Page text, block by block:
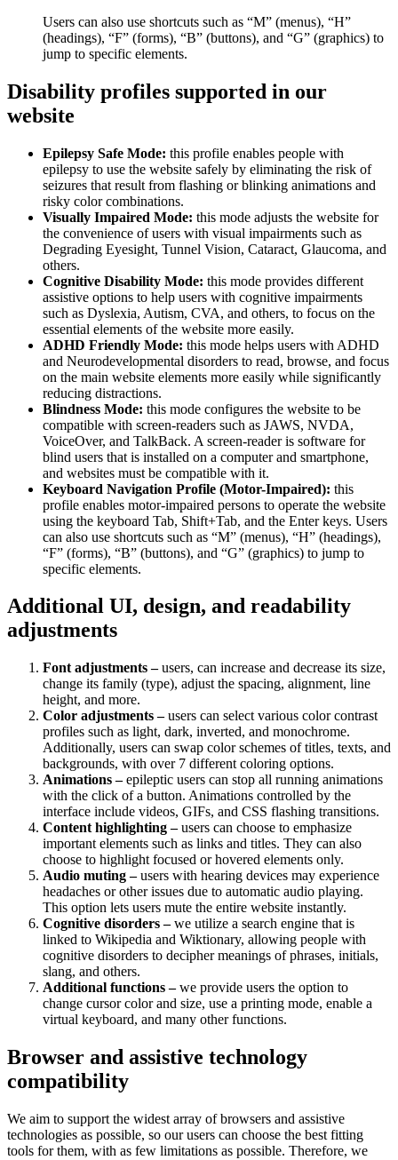
Users can also use shortcuts such as “M” (menus), “H”
(headings), “F” (forms), “B” (buttons), and “G” (graphics) to
jump to specific elements.
Disability profiles supported in our
website
Epilepsy Safe Mode: this profile enables people with
epilepsy to use the website safely by eliminating the risk of
seizures that result from flashing or blinking animations and
risky color combinations.
Visually Impaired Mode: this mode adjusts the website for
the convenience of users with visual impairments such as
Degrading Eyesight, Tunnel Vision, Cataract, Glaucoma, and
others.
Cognitive Disability Mode: this mode provides different
assistive options to help users with cognitive impairments
such as Dyslexia, Autism, CVA, and others, to focus on the
essential elements of the website more easily.
ADHD Friendly Mode: this mode helps users with ADHD
and Neurodevelopmental disorders to read, browse, and focus
on the main website elements more easily while significantly
reducing distractions.
Blindness Mode: this mode configures the website to be
compatible with screen-readers such as JAWS, NVDA,
VoiceOver, and TalkBack. A screen-reader is software for
blind users that is installed on a computer and smartphone,
and websites must be compatible with it.
Keyboard Navigation Profile (Motor-Impaired): this
profile enables motor-impaired persons to operate the website
using the keyboard Tab, Shift+Tab, and the Enter keys. Users
can also use shortcuts such as “M” (menus), “H” (headings),
“F” (forms), “B” (buttons), and “G” (graphics) to jump to
specific elements.
Additional UI, design, and readability
adjustments
Font adjustments –users, can increase and decrease its size,
change its family (type), adjust the spacing, alignment, line
height, and more.
Color adjustments –users can select various color contrast
profiles such as light, dark, inverted, and monochrome.
Additionally, users can swap color schemes of titles, texts, and
backgrounds, with over 7 different coloring options.
Animations –epileptic users can stop all running animations
with the click of a button. Animations controlled by the
interface include videos, GIFs, and CSS flashing transitions.
Content highlighting –users can choose to emphasize
important elements such as links and titles. They can also
choose to highlight focused or hovered elements only.
Audio muting –users with hearing devices may experience
headaches or other issues due to automatic audio playing.
This option lets users mute the entire website instantly.
Cognitive disorders –we utilize a search engine that is
linked to Wikipedia and Wiktionary, allowing people with
cognitive disorders to decipher meanings of phrases, initials,
slang, and others.
Additional functions –we provide users the option to
change cursor color and size, use a printing mode, enable a
virtual keyboard, and many other functions.
Browser and assistive technology
compatibility
We aim to support the widest array of browsers and assistive
technologies as possible, so our users can choose the best fitting
tools for them, with as few limitations as possible. Therefore, we